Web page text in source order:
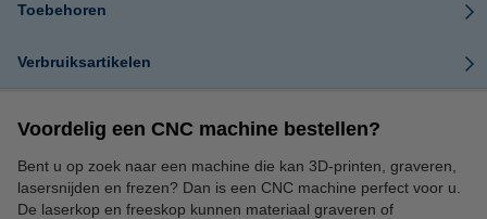
Toebehoren
Verbruiksartikelen
Voordelig een CNC machine bestellen?
Bent u op zoek naar een machine die kan 3D-printen, graveren,
lasersnijden en frezen? Dan is een CNC machine perfect voor u.
De laserkop en freeskop kunnen materiaal graveren of